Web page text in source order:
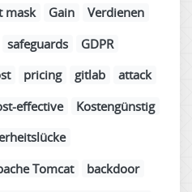
mask Gain
Verdienen
safeguards
GDPR
pricing gitlab
attack
effective
Kostengünstig
Tomcat
backdoor